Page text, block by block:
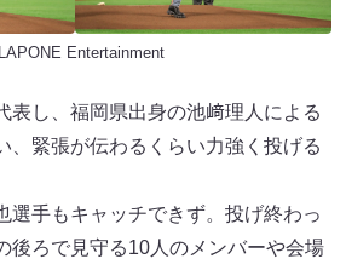
Entertainment
表し、福岡県出身の池﨑理人による
、緊張が伝わるくらい力強く投げる
選手もキャッチできず。投げ終わっ
後ろで見守る10人のメンバーや会場